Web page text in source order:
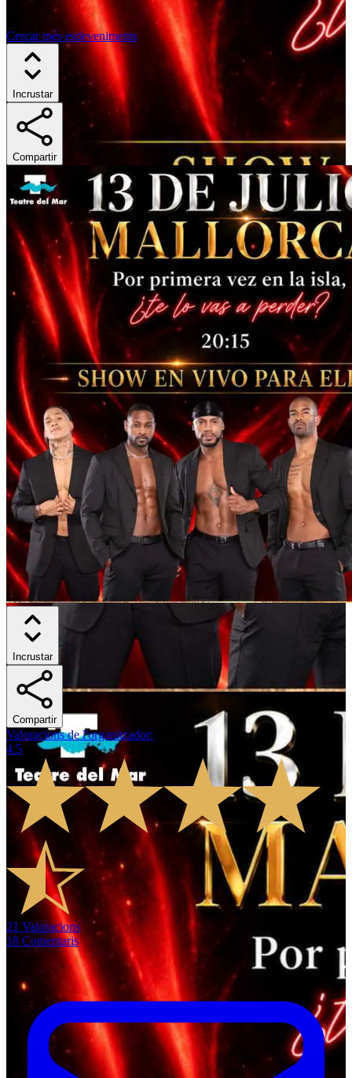
Cercar més esdeveniments
Incrustar
Compartir
Incrustar
Compartir
Valoracions de l'organitzador:
4.5
21 Valoracions
18 Comentaris